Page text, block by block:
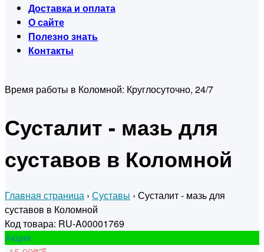
Доставка и оплата
О сайте
Полезно знать
Контакты
Время работы в Коломной: Круглосуточно, 24/7
Сусталит - мазь для
суставов в Коломной
Главная страница › Суставы › Сусталит - мазь для
суставов в Коломной
Код товара: RU-A00001769
Акция